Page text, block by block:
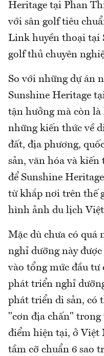
Heritage tại Phan
với sân golf tiêu
Link huyền thoại tại
golf thủ chuyên
So với những dự án
Sunshine Heritage
tận hưởng mà còn
những kiến thức về
đất, địa phương,
sản, văn hóa và kiến
để Sunshine
từ khắp nơi trên thế
hình ảnh du lịch
Mặc dù chưa có quá
nghỉ dưỡng này
vào tổng mức đầu
phát triển nghỉ
phát triển di sản, có
"cơn địa chấn"
điểm hiện tại, ở Việt
tầm cỡ chuẩn 6 sao